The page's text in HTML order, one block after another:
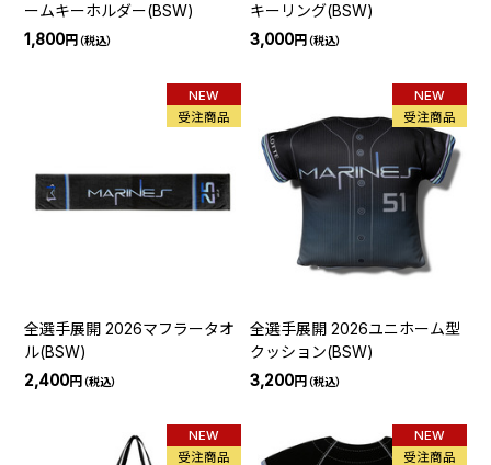
ームキーホルダー(BSW)
1,800円（税込）
キーリング(BSW)
3,000円（税込）
NEW
受注商品
全選手展開 2026マフラータオ
ル(BSW)
2,400円（税込）
NEW
受注商品
全選手展開 2026ユニホーム型
クッション(BSW)
3,200円（税込）
NEW
受注商品
NEW
受注商品